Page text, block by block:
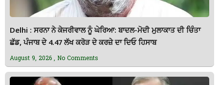
Delhi : ਸਰਨਾ ਨੇ ਕੇਜਰੀਵਾਲ ਨੂੰ ਘੇਰਿਆ: ਬਾਦਲ-ਮੋਦੀ ਮੁਲਾਕਾਤ ਦੀ ਚਿੰਤਾ
ਛੱਡ, ਪੰਜਾਬ ਦੇ 4.47 ਲੱਖ ਕਰੋੜ ਦੇ ਕਰਜ਼ੇ ਦਾ ਦਿਓ ਹਿਸਾਬ
August 9, 2026 No Comments